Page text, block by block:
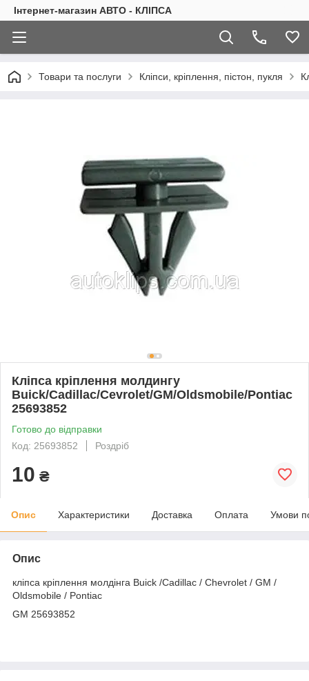
Інтернет-магазин АВТО - КЛІПСА
Товари та послуги Кліпси, кріплення, пістон, пукля
Кліпса кріплення молдингу
Buick/Cadillac/Cevrolet/GM/Oldsmobile/Pontiac
25693852
Готово до відправки
Код: 25693852
Роздріб
10 ₴
Опис Характеристики Доставка Оплата Умови
Опис
кліпса кріплення молдінга Buick /Cadillac / Chevrolet / GM /
Oldsmobile / Pontiac
GM 25693852